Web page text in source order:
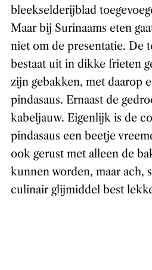
bleekselderijblad
Maar bij Surinaams eten
niet om de presentatie. De
bestaat uit in dikke frieten
zijn gebakken, met daarop
pindasaus. Ernaast de
kabeljauw. Eigenlijk is de
pindasaus een beetje
ook gerust met alleen de
kunnen worden, maar ach,
culinair glijmiddel best